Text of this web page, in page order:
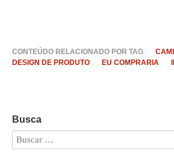
CONTEÚDO RELACIONADO POR TAG
DESIGN DE PRODUTO
EU COMPRARIA
Busca